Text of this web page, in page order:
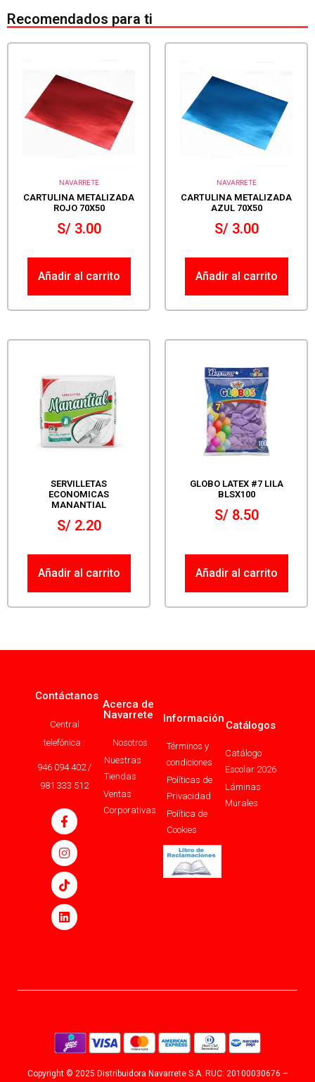
Recomendados para ti
NAVARRETE
CARTULINA METALIZADA
ROJO 70X50
S/3.00
Añadir al carrito
NAVARRETE
CARTULINA METALIZADA
AZUL 70X50
S/3.00
Añadir al carrito
SERVILLETAS
ECONOMICAS
MANANTIAL
S/2.20
Añadir al carrito
GLOBO LATEX #7 LILA
BLSX100
S/8.50
Añadir al carrito
Contáctanos
Central
telefónica :
946 094 402 /
981 333 512
Acerca de
Navarrete
Nosotros
Nuestras
Tiendas
Ventas
Corporativas
Información
Términos y
condiciones
Políticas de
Privacidad
Política de
Cookies
Catálogos
Catálogo
Escolar 2026
Láminas
Murales
Copyright © 2025 Distribuidora Navarrete S.A. RUC: 20100030676 –